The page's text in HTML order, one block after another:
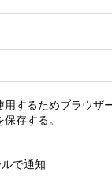
用するためブラウザ
存する。
で通知